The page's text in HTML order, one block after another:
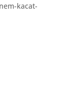
kacat-